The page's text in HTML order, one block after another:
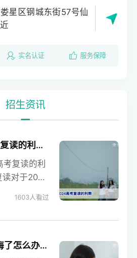
星区钢城东街57号仙
实名认证 服务保障
招生资讯
2024年湖南高考复读的利弊分析：提分机遇与风险并存
复读的利
对于2024
1603人看过
湖南高中退学后悔了怎么办？2026年重返校园复读的可行方案与政策解析